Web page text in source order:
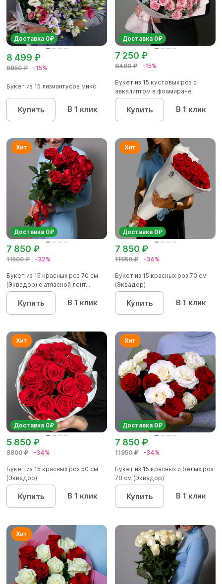
Доставка 0₽
9950 ₽ -15%
8 499 ₽
Букет из 15 лизиантусов микс
Купить В 1 клик
Доставка 0₽
8490 ₽ -15%
7 250 ₽
Букет из 15 кустовых роз с
эвкалиптом в фоамиране
Купить В 1 клик
Доставка 0₽
11500 ₽ -32%
7 850 ₽
Букет из 15 красных роз 70 см
(Эквадор) с атласной лент...
Купить В 1 клик
Доставка 0₽
11950 ₽ -34%
7 850 ₽
Букет из 15 красных роз 70 см
(Эквадор)
Купить В 1 клик
Доставка 0₽
8900 ₽ -34%
5 850 ₽
Букет из 15 красных роз 50 см
(Эквадор)
Купить В 1 клик
Доставка 0₽
11950 ₽ -34%
7 850 ₽
Букет из 15 красных и белых роз
70 см (Эквадор)
Купить В 1 клик